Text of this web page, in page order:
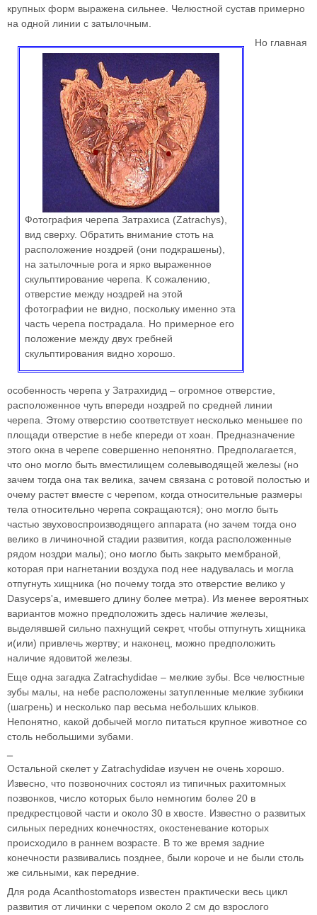
крупных форм выражена сильнее. Челюстной сустав примерно
на одной линии с затылочным.
Фотография черепа Затрахиса (Zatrachys),
вид сверху. Обратить внимание стоть на
расположение ноздрей (они подкрашены),
на затылочные рога и ярко выраженное
скульптирование черепа. К сожалению,
отверстие между ноздрей на этой
фотографии не видно, поскольку именно эта
часть черепа пострадала. Но примерное его
положение между двух гребней
скульптирования видно хорошо.
Но главная
особенность черепа у Затрахидид – огромное отверстие,
расположенное чуть впереди ноздрей по средней линии
черепа. Этому отверстию соответствует несколько меньшее по
площади отверстие в небе кпереди от хоан. Предназначение
этого окна в черепе совершенно непонятно. Предполагается,
что оно могло быть вместилищем солевыводящей железы (но
зачем тогда она так велика, зачем связана с ротовой полостью и
очему растет вместе с черепом, когда относительные размеры
тела относительно черепа сокращаются); оно могло быть
частью звуховоспроизводящего аппарата (но зачем тогда оно
велико в личиночной стадии развития, когда расположенные
рядом ноздри малы); оно могло быть закрыто мембраной,
которая при нагнетании воздуха под нее надувалась и могла
отпугнуть хищника (но почему тогда это отверстие велико у
Dasyceps'а, имевшего длину более метра). Из менее вероятных
вариантов можно предположить здесь наличие железы,
выделявшей сильно пахнущий секрет, чтобы отпугнуть хищника
и(или) привлечь жертву; и наконец, можно предположить
наличие ядовитой железы.
Еще одна загадка Zatrachydidae – мелкие зубы. Все челюстные
зубы малы, на небе расположены затупленные мелкие зубкики
(шагрень) и несколько пар весьма небольших клыков.
Непонятно, какой добычей могло питаться крупное животное со
столь небольшими зубами.
–
Остальной скелет у Zatrachydidae изучен не очень хорошо.
Извесно, что позвоночних состоял из типичных рахитомных
позвонков, число которых было немногим более 20 в
предкрестцовой части и около 30 в хвосте. Известно о развитых
сильных передних конечностях, окостеневание которых
происходило в раннем возрасте. В то же время задние
конечности развивались позднее, были короче и не были столь
же сильными, как передние.
Для рода Acanthostomatops известен практически весь цикл
развития от личинки с черепом около 2 см до взрослого